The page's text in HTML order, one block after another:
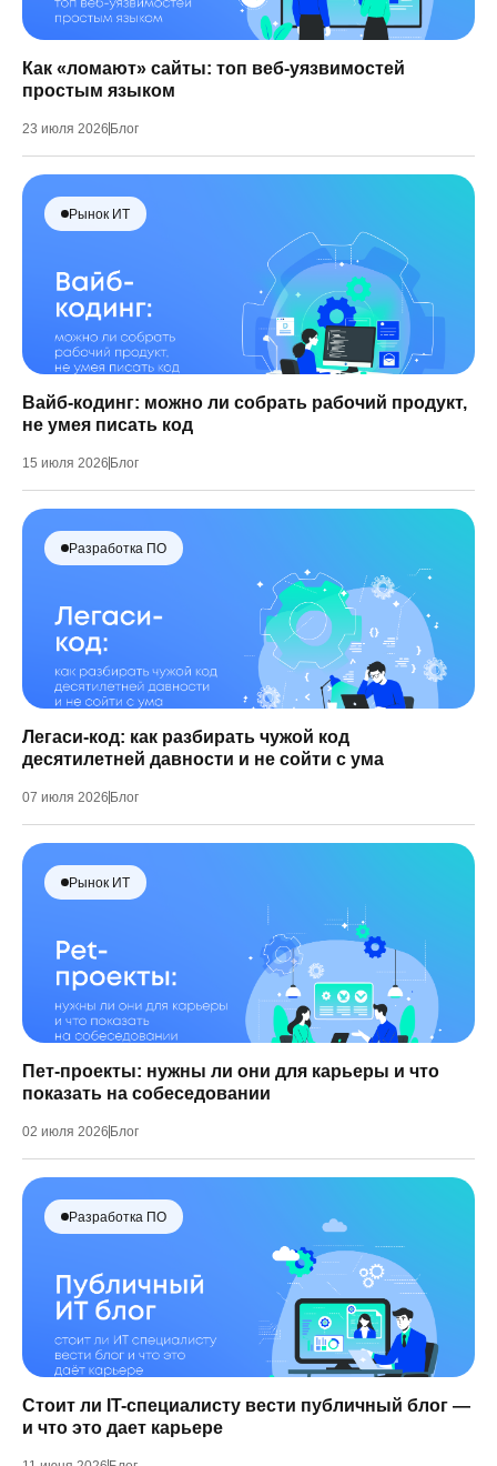
Как «ломают» сайты: топ веб-уязвимостей
простым языком
23 июля 2026 Блог
Рынок ИТ
Вайб-кодинг: можно ли собрать рабочий продукт,
не умея писать код
15 июля 2026 Блог
Разработка ПО
Легаси-код: как разбирать чужой код
десятилетней давности и не сойти с ума
07 июля 2026 Блог
Рынок ИТ
Пет-проекты: нужны ли они для карьеры и что
показать на собеседовании
02 июля 2026 Блог
Разработка ПО
Стоит ли IT-специалисту вести публичный блог —
и что это дает карьере